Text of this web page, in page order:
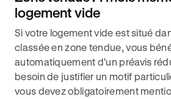
logement vide
Si votre logement vide est situé
classée en zone tendue, vous
automatiquement d'un préavis
besoin de justifier un motif
vous devez obligatoirement